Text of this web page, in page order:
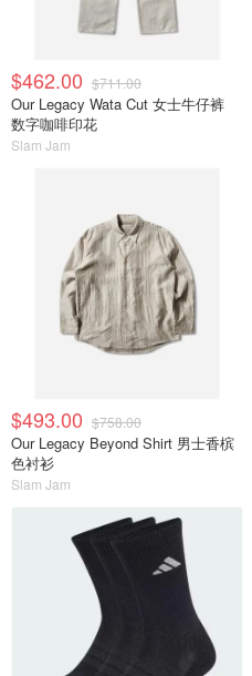
$462.00 $711.00
Our Legacy Wata Cut 女士牛仔裤
数字咖啡印花
Slam Jam
$493.00 $758.00
Our Legacy Beyond Shirt 男士香槟
色衬衫
Slam Jam